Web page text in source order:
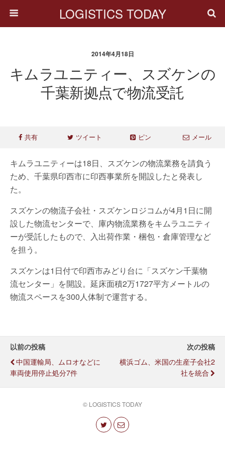
LOGISTICS TODAY
2014年4月18日
キムラユニティー、スズケンの
千葉新拠点で物流受託
共有 ツイート ピン メール
キムラユニティーは18日、スズケンの物流業務を請負う
ため、千葉県印西市に印西事業所を開設したと発表し
た。
スズケンの物流子会社・スズケンロジコムが4月1日に開
設した物流センターで、庫内物流業務をキムラユニティ
ーが受託したもので、入出荷作業・梱包・倉庫管理など
を担う。
スズケンは1日付で印西市みどり台に「スズケン千葉物
流センター」を開設。延床面積2万1727平方メートルの
物流スペースを300人体制で運営する。
以前の投稿
中国運輸局、ムロオなどに
車両使用停止処分7件
次の投稿
横浜ゴム、米国の生産子会社2
社を統合
© LOGISTICS TODAY